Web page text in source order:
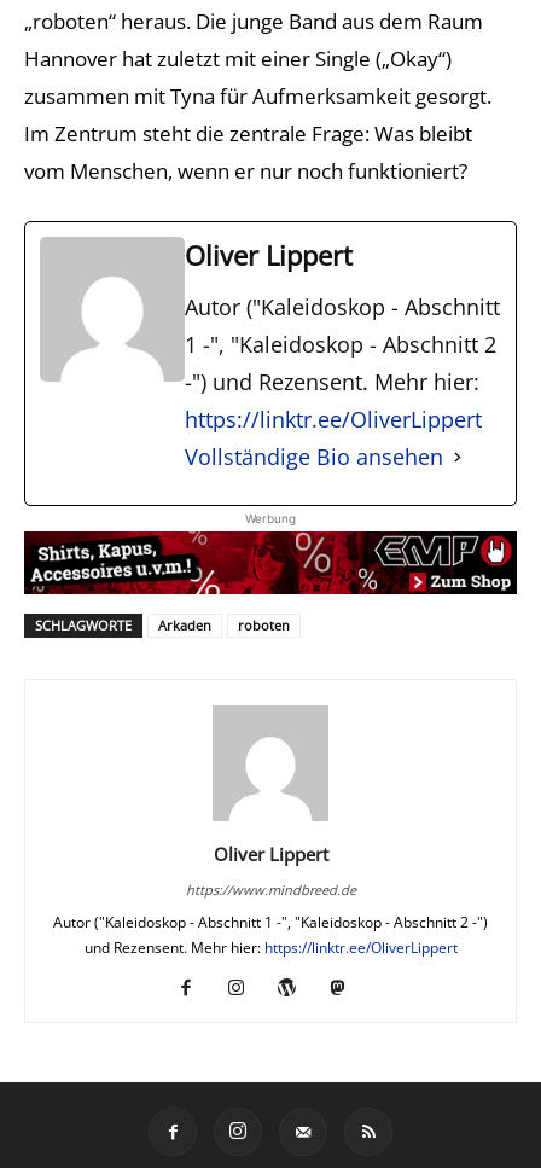
„roboten“ heraus. Die junge Band aus dem Raum
Hannover hat zuletzt mit einer Single („Okay“)
zusammen mit Tyna für Aufmerksamkeit gesorgt.
Im Zentrum steht die zentrale Frage: Was bleibt
vom Menschen, wenn er nur noch funktioniert?
Oliver Lippert
Autor ("Kaleidoskop - Abschnitt
1 -", "Kaleidoskop - Abschnitt 2
-") und Rezensent. Mehr hier:
https://linktr.ee/OliverLippert
Vollständige Bio ansehen
Werbung
SCHLAGWORTE Arkaden roboten
Oliver Lippert
https://www.mindbreed.de
Autor ("Kaleidoskop - Abschnitt 1 -", "Kaleidoskop - Abschnitt 2 -")
und Rezensent. Mehr hier: https://linktr.ee/OliverLippert